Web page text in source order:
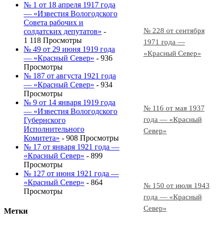
№ 228 от сентября
1971 года —
«Красный Север»
№ 116 от мая 1937
года — «Красный
Север»
№ 150 от июля 1943
года — «Красный
Север»
№ 1 от 18 апреля 1917 года
— «Известия Вологодского
Совета рабочих и
солдатских депутатов» -
1 118 Просмотры
№ 49 от 29 июня 1919 года
— «Красный Север» - 936
Просмотры
№ 187 от августа 1921 года
— «Красный Север» - 934
Просмотры
№ 9 от 14 января 1919 года
— «Известия Вологодского
Губернского
Исполнительного
Комитета» - 908 Просмотры
№ 17 от января 1921 года —
«Красный Север» - 899
Просмотры
№ 127 от июня 1921 года —
«Красный Север» - 864
Просмотры
Метки